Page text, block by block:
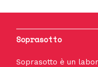
Soprasotto
Soprasotto è un